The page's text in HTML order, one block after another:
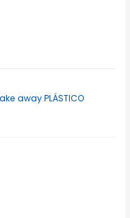
away PLÁSTICO